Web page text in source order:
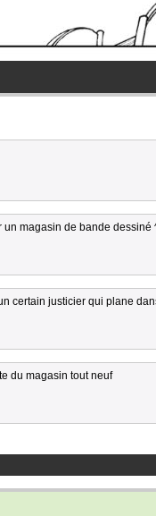
un magasin de bande dessiné
certain justicier qui plane
du magasin tout neuf